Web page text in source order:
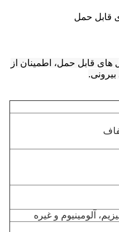
قابل حمل
های قابل حمل، اطمینان از
آلومینیوم و غیره